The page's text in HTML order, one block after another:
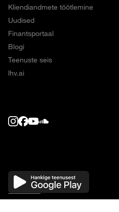
Kliendiandmete töötlemine
Uudised
Finantsportaal
Blogi
Teenuste seis
lhv.ai